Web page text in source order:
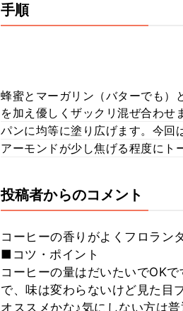
手順
蜂蜜とマーガリン（バターでも）
を加え優しくザックリ混ぜ合わせ
パンに均等に塗り広げます。今
アーモンドが少し焦げる程度にト
投稿者からのコメント
コーヒーの香りがよくフロラ
■コツ・ポイント
コーヒーの量はだいたいでOK
で、味は変わらないけど見た目
オススメかな♪気にしない方は